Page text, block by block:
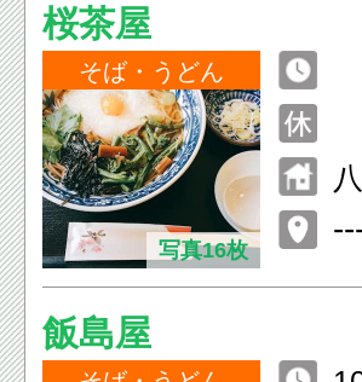
桜茶屋
そば・うどん
写真16枚
飯島屋